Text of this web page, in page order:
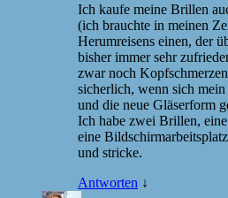
Ich kaufe meine Brillen
(ich brauchte in meinen
Herumreisens einen, der
bisher immer sehr
zwar noch
sicherlich, wenn sich
und die neue Gläserform
Ich habe zwei Brillen,
eine
und stricke.
Antworten ↓